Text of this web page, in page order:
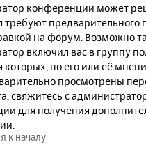
конференции может
предварительного
на форум. Возможно
включил вас в группу
которых, по его или её
просмотрены
свяжитесь с
для получения
к началу